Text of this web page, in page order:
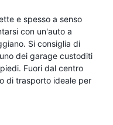
e spesso a senso
con un'auto a
Si consiglia di
dei garage custoditi
Fuori dal centro
di trasporto ideale per